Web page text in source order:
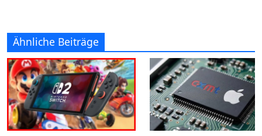
Ähnliche Beiträge